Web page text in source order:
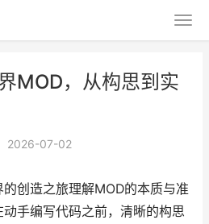
MOD，从构思到实
2026-07-02
创造之旅理解MOD的本质与准
手编写代码之前，清晰的构思